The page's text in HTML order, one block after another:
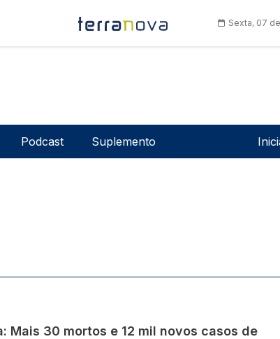
Sexta, 07
Podcast Suplemento
Mais 30 mortos e 12 mil novos casos de